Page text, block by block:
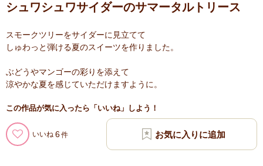
シュワシュワサイダーのサマータルトリース
スモークツリーをサイダーに見立てて
しゅわっと弾ける夏のスイーツを作りました。
ぶどうやマンゴーの彩りを添えて
涼やかな夏を感じていただけますように。
この作品が気に入ったら「いいね」しよう！
いいね 6